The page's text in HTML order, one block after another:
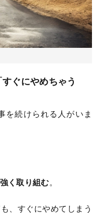
ぐにやめちゃう
続けられる人がいま
く取り組む。
、すぐにやめてしまう